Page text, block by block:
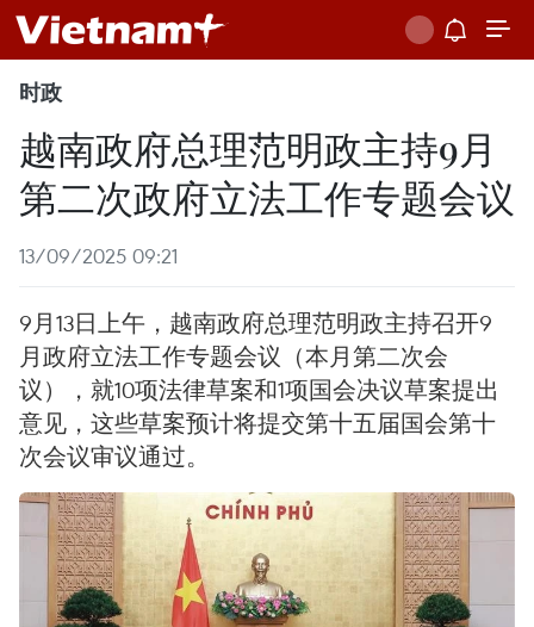
时政
越南政府总理范明政主持9月
第二次政府立法工作专题会议
13/09/2025 09:21
9月13日上午，越南政府总理范明政主持召开9
月政府立法工作专题会议（本月第二次会
议），就10项法律草案和1项国会决议草案提出
意见，这些草案预计将提交第十五届国会第十
次会议审议通过。